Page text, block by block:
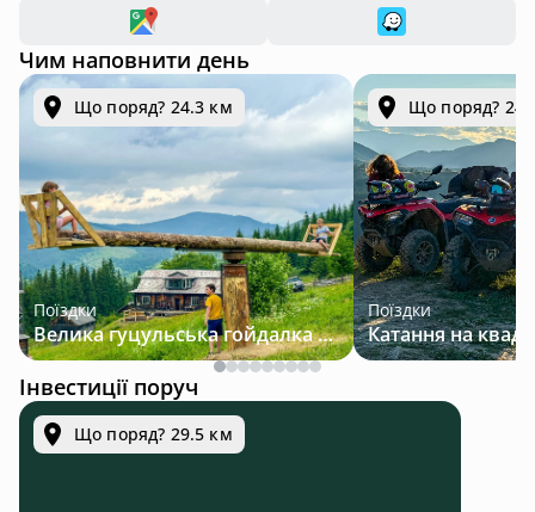
Чим наповнити день
Що поряд? 24.3 км
Поїздки
Велика гуцульська гойдалка — джип-тур у Карпатах
Що поряд?
Поїздки
Інвестиції поруч
Що поряд? 29.5 км